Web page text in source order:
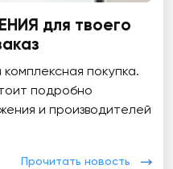
для твоего
покупка.
подробно
и производителей
Прочитать новость